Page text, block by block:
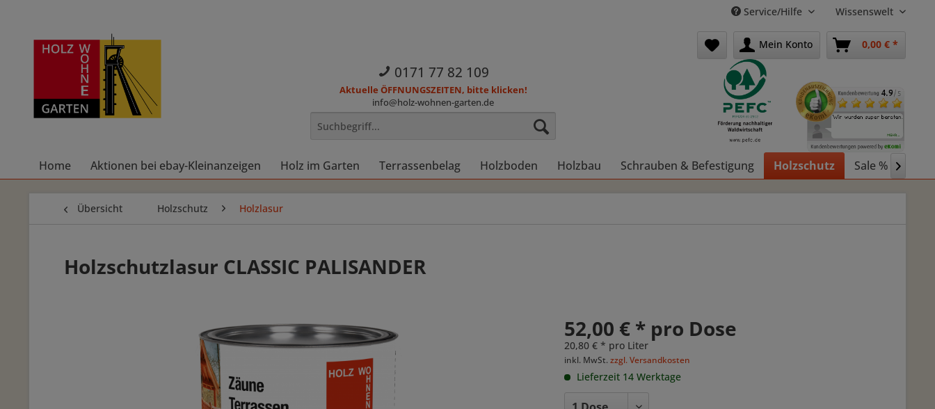
Service/Hilfe Wissenswelt
Mein Konto 0,00 € *
0171 77 82 109
Aktuelle ÖFFNUNGSZEITEN, bitte klicken!
info@holz-wohnen-garten.de
Home Aktionen bei ebay-Kleinanzeigen Holz im Garten Terrassenbelag Holzboden Holzbau Schrauben & Befestigung Holzschutz Sale % 
Übersicht Holzschutz Holzlasur
Holzschutzlasur CLASSIC PALISANDER
52,00 € * pro Dose
20,80 € * pro Liter
inkl. MwSt.zzgl. Versandkosten
Lieferzeit 14 Werktage